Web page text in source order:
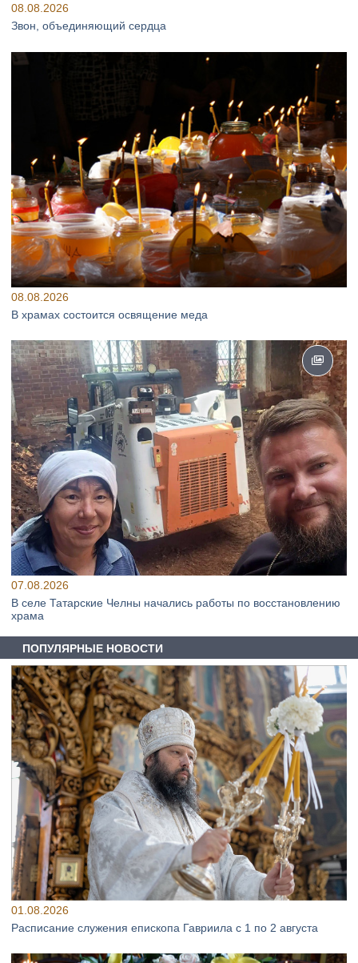
08.08.2026
Звон, объединяющий сердца
08.08.2026
В храмах состоится освящение меда
07.08.2026
В селе Татарские Челны начались работы по восстановлению
храма
ПОПУЛЯРНЫЕ НОВОСТИ
01.08.2026
Расписание служения епископа Гавриила с 1 по 2 августа